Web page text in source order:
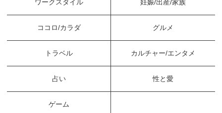
ワークスタイル 妊娠/出産/家族
ココロ/カラダ グルメ
トラベル カルチャー/エンタメ
占い 性と愛
ゲーム